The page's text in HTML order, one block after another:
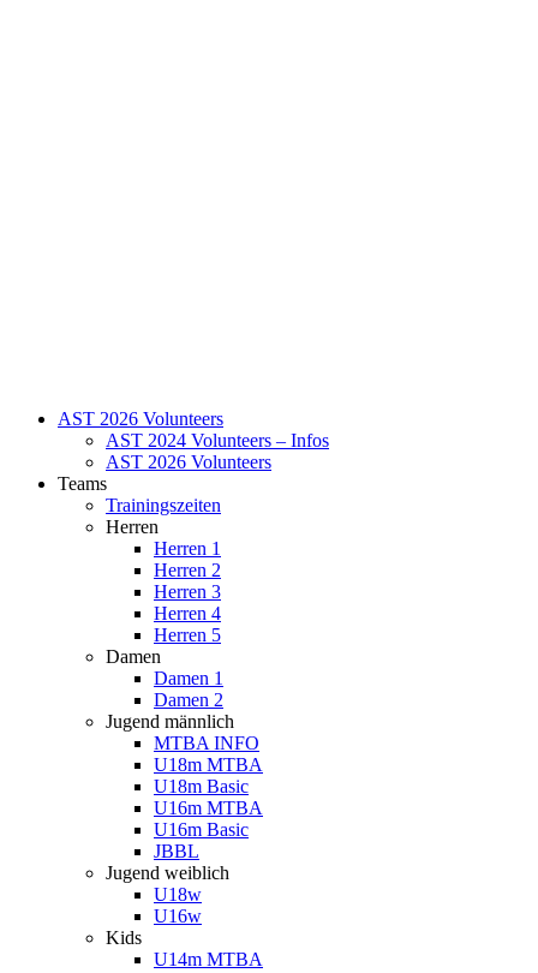
AST 2026 Volunteers
AST 2024 Volunteers – Infos
AST 2026 Volunteers
Teams
Trainingszeiten
Herren
Herren 1
Herren 2
Herren 3
Herren 4
Herren 5
Damen
Damen 1
Damen 2
Jugend männlich
MTBA INFO
U18m MTBA
U18m Basic
U16m MTBA
U16m Basic
JBBL
Jugend weiblich
U18w
U16w
Kids
U14m MTBA